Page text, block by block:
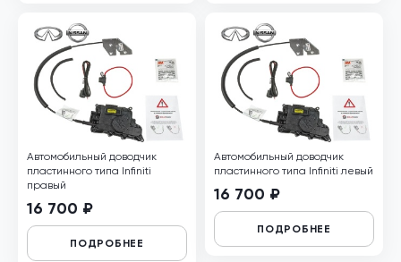
Автомобильный доводчик
пластинного типа Infiniti
правый
16 700 ₽
ПОДРОБНЕЕ
Автомобильный доводчик
пластинного типа Infiniti левый
16 700 ₽
ПОДРОБНЕЕ